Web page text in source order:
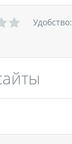
Удобство: